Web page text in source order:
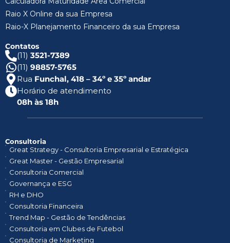
Raio X Online da sua Empresa
Raio-X Planejamento Financeiro da sua Empresa
Contatos
(11) 3521-7389
(11) 98857-5765
Rua Funchal, 418 – 34º e 35º andar
Horário de atendimento
08h às 18h
Consultoria
Great Strategy - Consultoria Empresarial e Estratégica
Great Master - Gestão Empresarial
Consultoria Comercial
Governança e ESG
RH e DHO
Consultoria Financeira
Trend Map - Gestão de Tendências
Consultoria em Clubes de Futebol
Consultoria de Marketing